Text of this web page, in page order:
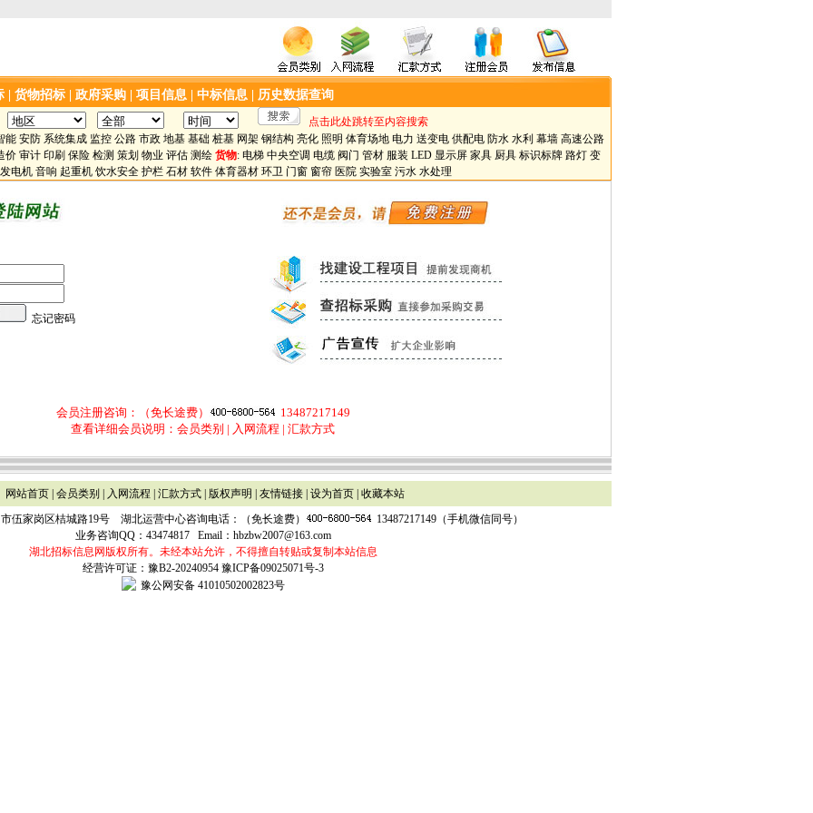
货物招标 政府采购 项目信息 中标信息 历史数据查询
点击此处跳转至内容搜索
能 安防 系统集成 监控 公路 市政 地基 基础 桩基 网架 钢结构 亮化 照明 体育场地 电力 送变电 供配电 防水 水利 幕墙 高速公路
价 审计 印刷 保险 检测 策划 物业 评估 测绘 货物: 电梯 中央空调 电缆 阀门 管材 服装 LED 显示屏 家具 厨具 标识标牌 路灯 变
发电机 音响 起重机 饮水安全 护栏 石材 软件 体育器材 环卫 门窗 窗帘 医院 实验室 污水 水处理
忘记密码
会员注册咨询：（免长途费）
13487217149
查看详细会员说明： 会员类别 | 入网流程 | 汇款方式
网站首页| 会员类别 入网流程 汇款方式| 版权声明 | 友情链接 | 设为首页| 收藏本站
伍家岗区桔城路19号 湖北运营中心咨询电话：（免长途费）
13487217149（手机微信同号）
业务咨询QQ： 43474817 Email： hbzbw2007@163.com
湖北招标信息网版权所有。未经本站允许，不得擅自转贴或复制本站信息
经营许可证：豫B2-20240954 豫ICP备09025071号-3
豫公网安备 41010502002823号